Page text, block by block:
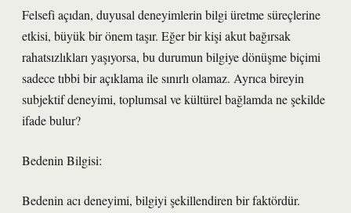
Felsefi açıdan, duyusal deneyimlerin bilgi üretme süreçlerine
etkisi, büyük bir önem taşır. Eğer bir kişi akut bağırsak
rahatsızlıkları yaşıyorsa, bu durumun bilgiye dönüşme biçimi
sadece tıbbi bir açıklama ile sınırlı olamaz. Ayrıca bireyin
subjektif deneyimi, toplumsal ve kültürel bağlamda ne şekilde
ifade bulur?
Bedenin Bilgisi:
Bedenin acı deneyimi, bilgiyi şekillendiren bir faktördür.